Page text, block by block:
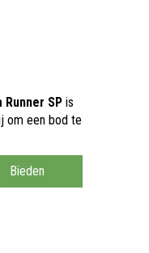
Runner SPis
om een bod te